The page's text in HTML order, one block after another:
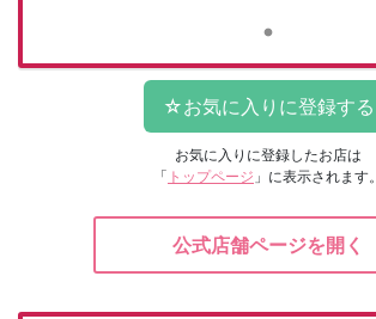
お気に入りに登録したお店は
「 トップページ 」に表示されます。
公式店舗ページを開く